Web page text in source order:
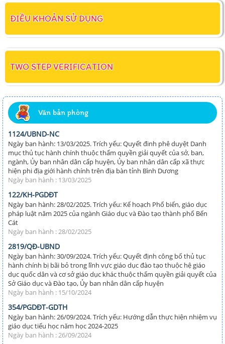
ĐIỀU KHOẢN SỬ DỤNG
TWO STEP VERIFICATION
Văn bản phòng
1124/UBND-NC
Ngày ban hành: 13/03/2025. Trích yếu: Quyết đinh phê duyệt Danh
mục thủ tục hành chính thuộc thẩm quyền giải quyết của sở, ban,
ngành, Ủy ban nhân dân cấp huyện, Ủy ban nhân dân cấp xã thực
hiện phi địa giới hành chính trên địa bàn tỉnh Bình Dương
Ngày ban hành : 13/03/2025
122/KH-PGDĐT
Ngày ban hành: 28/02/2025. Trích yếu: Kế hoạch Phổ biến, giáo dục
pháp luật năm 2025 của ngành Giáo dục và Đào tạo thành phố Bến
Cát
Ngày ban hành : 28/02/2025
2819/QĐ-UBND
Ngày ban hành: 30/09/2024. Trích yếu: Quyết định công bố thủ tục
hành chính bị bãi bỏ trong lĩnh vực giáo dục đào tạo thuộc hệ giáo
dục quốc dân và cơ sở giáo dục khác thuộc thẩm quyền giải quyết của
Sở Giáo dục và Đào tạo, Ủy ban nhân dân cấp huyện
Ngày ban hành : 15/10/2024
354/PGDĐT-GDTH
Ngày ban hành: 26/09/2024. Trích yếu: Hướng dẫn thực hiện nhiệm vụ
giáo dục tiểu học năm học 2024-2025
Ngày ban hành : 26/09/2024